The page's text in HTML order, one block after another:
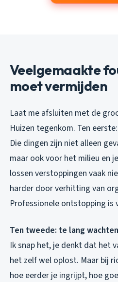
Veelgemaakte
moet vermijden
Laat me afsluiten met de
Huizen tegenkom. Ten
Die dingen zijn niet alleen
maar ook voor het milieu en
lossen verstoppingen vaak
harder door verhitting van
Professionele ontstopping is
Ten tweede: te lang
Ik snap het, je denkt dat het
het zelf wel oplost. Maar bij
hoe eerder je ingrijpt, hoe